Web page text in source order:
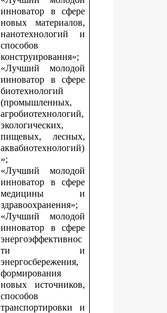
инноватор в сфере
новых материалов,
нанотехнологий и
способов
конструирования»;
«Лучший молодой
инноватор в сфере
биотехнологий
(промышленных,
агробиотехнологий,
экологических,
пищевых, лесных,
аквабиотехнологий)
»;
«Лучший молодой
инноватор в сфере
медицины и
здравоохранения»;
«Лучший молодой
инноватор в сфере
энергоэффективнос
ти и
энергосбережения,
формирования
новых источников,
способов
транспортировки и